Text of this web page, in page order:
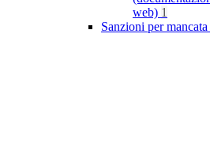
web) 1
Sanzioni per